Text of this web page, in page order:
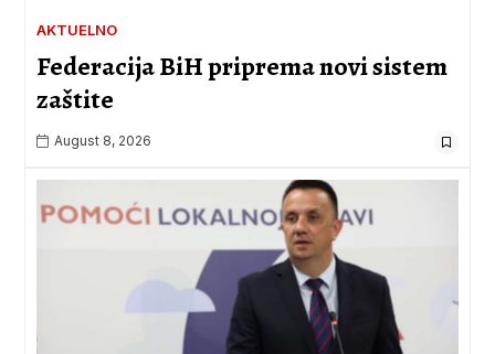
AKTUELNO
Federacija BiH priprema novi sistem
zaštite
August 8, 2026